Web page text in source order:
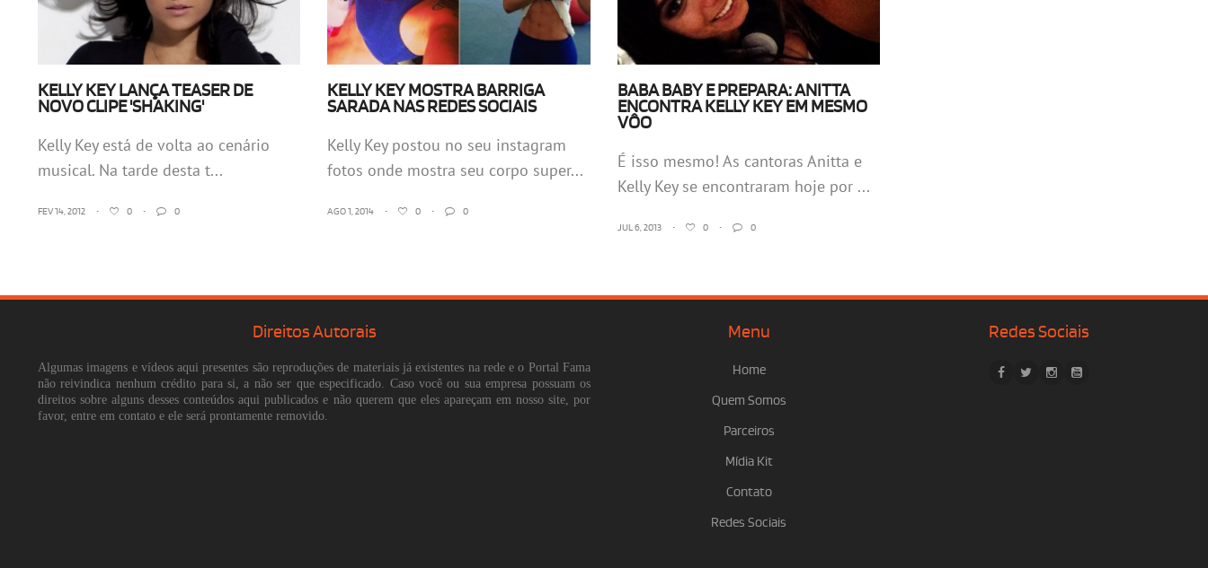
KELLY KEY LANÇA TEASER DE
NOVO CLIPE 'SHAKING'
Kelly Key está de volta ao cenário
musical. Na tarde desta t...
FEV 14, 2012 • 0 • 0
KELLY KEY MOSTRA BARRIGA
SARADA NAS REDES SOCIAIS
Kelly Key postou no seu instagram
fotos onde mostra seu corpo super...
AGO 1, 2014 • 0 • 0
BABA BABY E PREPARA: ANITTA
ENCONTRA KELLY KEY EM MESMO
VÔO
É isso mesmo! As cantoras Anitta e
Kelly Key se encontraram hoje por ...
JUL 6, 2013 • 0 • 0
Direitos Autorais
Algumas imagens e vídeos aqui presentes são reproduções de materiais já existentes na rede e o Portal Fama
não reivindica nenhum crédito para si, a não ser que especificado. Caso você ou sua empresa possuam os
direitos sobre alguns desses conteúdos aqui publicados e não querem que eles apareçam em nosso site, por
favor, entre em contato e ele será prontamente removido.
Menu
Home
Quem Somos
Parceiros
Mídia Kit
Contato
Redes Sociais
Redes Sociais